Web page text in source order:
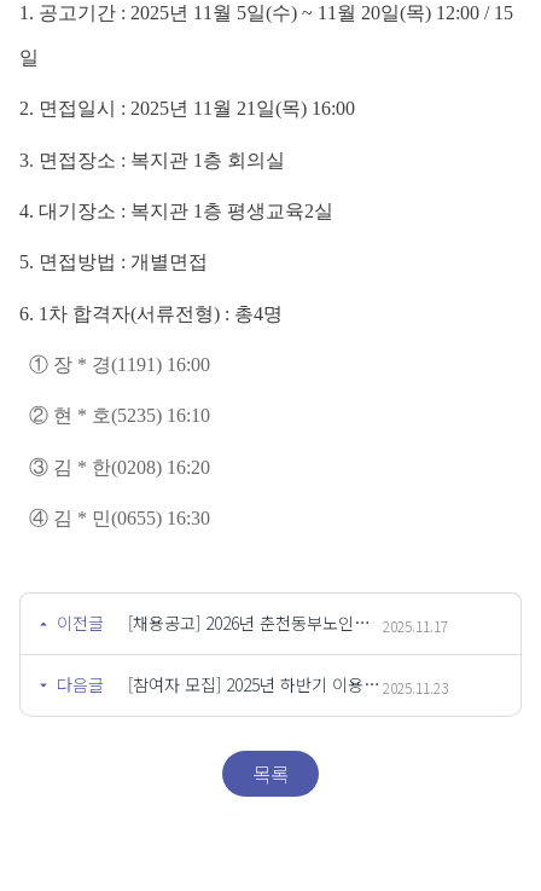
1. 공고기간 : 2025년 11 월 5일(수) ~ 11 월 20일(목) 12:00 / 15
일
2. 면접일시 : 2025년 11 월 21 일(목) 16:00
3. 면접장소 : 복지관 1 층 회의실
4. 대기장소 : 복지관 1 층 평생교육2실
5. 면접방법 : 개별면접
6. 1 차 합격자(서류전형) : 총4명
① 장 * 경(1191) 16:00
② 현 * 호(5235) 16:10
③ 김 * 한(0208) 16:20
④ 김 * 민 (0655) 16:30
이전글 [채용공고] 2026년 춘천동부노인복지관 응급안전안심서비스사업 담당(계약직) 채용 2025.11.17
다음글 [참여자 모집] 2025년 하반기 이용자 간담회 안내 2025.11.23
목록